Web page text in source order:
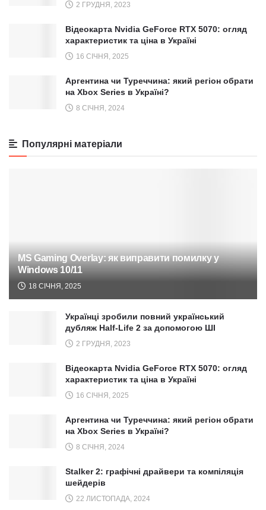
2 ГРУДНЯ, 2023
Відеокарта Nvidia GeForce RTX 5070: огляд
характеристик та ціна в Україні
16 СІЧНЯ, 2025
Аргентина чи Туреччина: який регіон обрати
на Xbox Series в Україні?
8 СІЧНЯ, 2024
Популярні матеріали
MS Gaming Overlay: як виправити помилку у
Windows 10/11
18 СІЧНЯ, 2025
Українці зробили повний український
дубляж Half-Life 2 за допомогою ШІ
2 ГРУДНЯ, 2023
Відеокарта Nvidia GeForce RTX 5070: огляд
характеристик та ціна в Україні
16 СІЧНЯ, 2025
Аргентина чи Туреччина: який регіон обрати
на Xbox Series в Україні?
8 СІЧНЯ, 2024
Stalker 2: графічні драйвери та компіляція
шейдерів
22 ЛИСТОПАДА, 2024